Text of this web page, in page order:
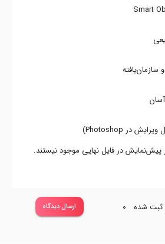
پیش‌نمایش در فایل نهایی موجود نیستند.
ثبت شده 0 ارسال دیدگاه